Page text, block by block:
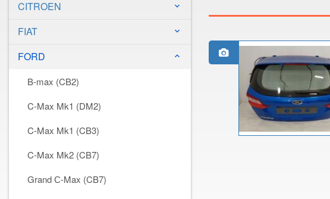
CITROEN keyboard_arrow_down
FIAT keyboard_arrow_down
FORD keyboard_arrow_down
B-max (CB2)
C-Max Mk1 (DM2)
C-Max Mk1 (CB3)
C-Max Mk2 (CB7)
Grand С-Max (CB7)